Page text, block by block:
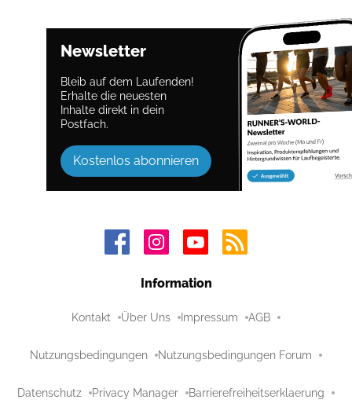
Newsletter
Bleib auf dem Laufenden!
Erhalte die neuesten
Inhalte direkt in dein
Postfach.
Kostenlos abonnieren
Information
Kontakt Über Uns Impressum AGB
Nutzungsbedingungen Nutzungsbedingungen Forum
Datenschutz Privacy Manager Barrierefreiheitserklaerung